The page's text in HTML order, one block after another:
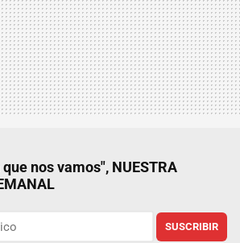
nos vamos", NUESTRA
SUSCRIBIR